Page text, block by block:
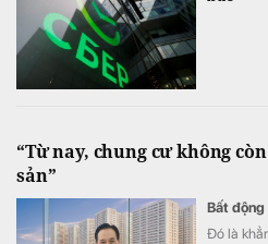
“Từ nay, chung cư không
sản”
Bất động
Đó là